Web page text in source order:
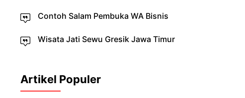
Contoh Salam Pembuka WA Bisnis
Wisata Jati Sewu Gresik Jawa Timur
Artikel Populer